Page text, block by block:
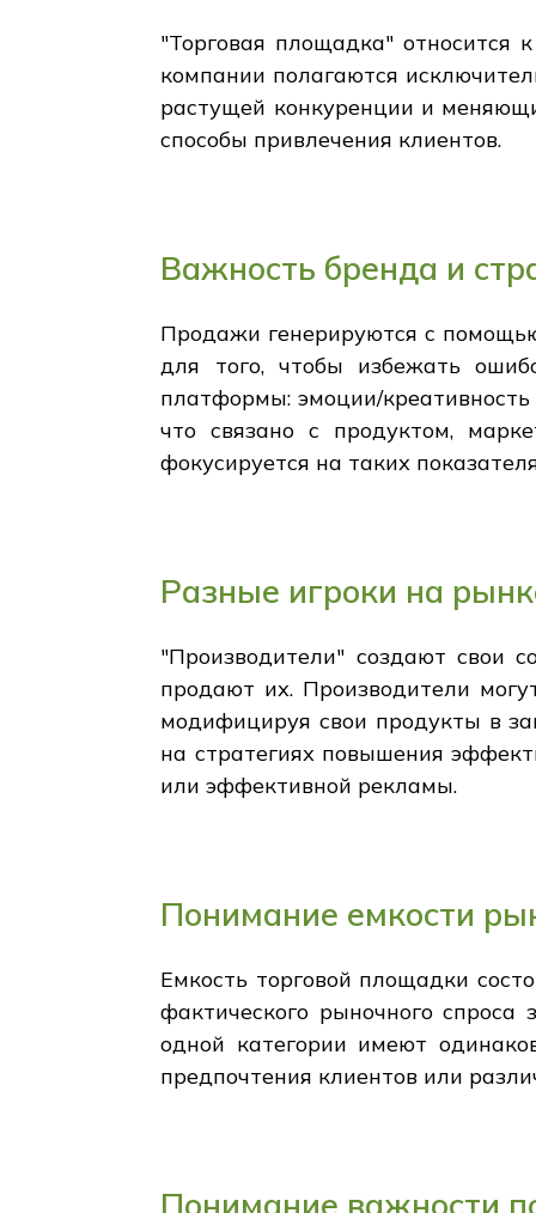
"Торговая площадка" относится
компании полагаются
растущей конкуренции и
способы привлечения клиентов.
Важность бренда и
Продажи генерируются с
для того, чтобы избежать
платформы: эмоции/креативность
что связано с продуктом,
фокусируется на таких
Разные игроки на
"Производители" создают свои
продают их. Производители
модифицируя свои продукты в
на стратегиях повышения
или эффективной рекламы.
Понимание емкости
Емкость торговой площадки
фактического рыночного
одной категории имеют
предпочтения клиентов или